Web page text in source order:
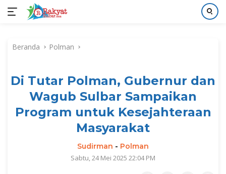
kontenBeranda Polman
Di Tutar Polman, Gubernur dan
Wagub Sulbar Sampaikan
Program untuk Kesejahteraan
Masyarakat
Sudirman - Polman
Sabtu, 24 Mei 2025 22:04 PM